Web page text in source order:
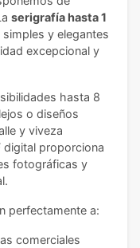
serigrafía hasta 1
y elegantes
excepcional y
hasta 8
o diseños
y viveza
digital proporciona
fotográficas y
perfectamente a:
comerciales